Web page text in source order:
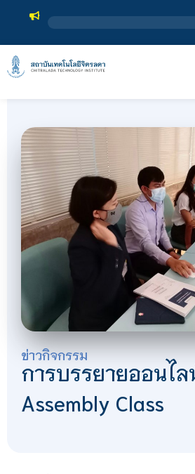
ข่าวกิจกรรม
การบรรยายออนไล
Assembly Class